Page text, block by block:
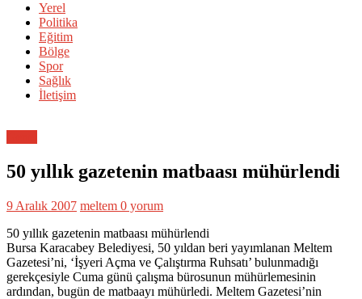
Yerel
Politika
Eğitim
Bölge
Spor
Sağlık
İletişim
50 yıllık gazetenin matbaası mühürlendi
9 Aralık 2007 meltem 0 yorum
50 yıllık gazetenin matbaası mühürlendi
Bursa Karacabey Belediyesi, 50 yıldan beri yayımlanan Meltem
Gazetesi’ni, ‘İşyeri Açma ve Çalıştırma Ruhsatı’ bulunmadığı
gerekçesiyle Cuma günü çalışma bürosunun mühürlemesinin
ardından, bugün de matbaayı mühürledi. Meltem Gazetesi’nin